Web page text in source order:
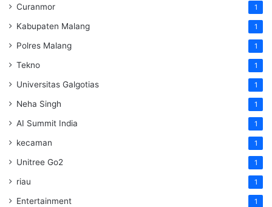
Curanmor 1
Kabupaten Malang 1
Polres Malang 1
Tekno 1
Universitas Galgotias 1
Neha Singh 1
AI Summit India 1
kecaman 1
Unitree Go2 1
riau 1
Entertainment 1